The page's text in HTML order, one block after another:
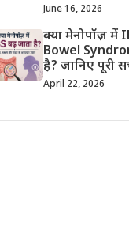
June 16, 2026
क्या मेनोपॉज़ में
Bowel
है? जानिए पूरी
April 22, 2026